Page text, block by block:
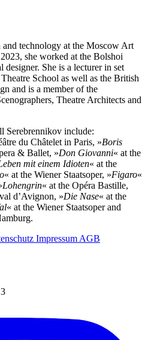
and technology at the Moscow Art
she worked at the Bolshoi
designer. She is a lecturer in set
School as well as the British
and is a member of the
Theatre Architects and
Serebrennikov include:
du Châtelet in Paris, »Boris
& Ballet, »Don Giovanni« at the
mit einem Idioten« at the
« at the Wiener Staatsoper, »Figaro«
Lohengrin« at the Opéra Bastille,
d’Avignon, »Die Nase« at the
« at the Wiener Staatsoper and
Impressum AGB